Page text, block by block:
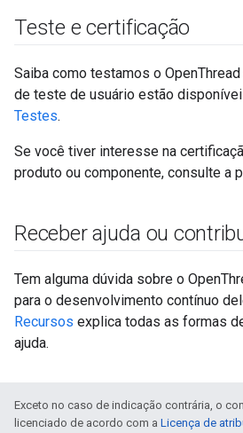
Teste e certificação
Saiba como testamos o
de teste de usuário estão
Testes.
Se você tiver interesse na
produto ou componente, consulte a
Receber ajuda ou
Tem alguma dúvida sobre o
para o desenvolvimento contínuo
Recursos explica todas as formas
ajuda.
Exceto no caso de indicação contrária, o
licenciado de acordo com a Licença de